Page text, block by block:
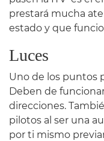
prestará mucha
estado y que
Luces
Uno de los puntos
Deben de
direcciones.
pilotos al ser una
por ti mismo